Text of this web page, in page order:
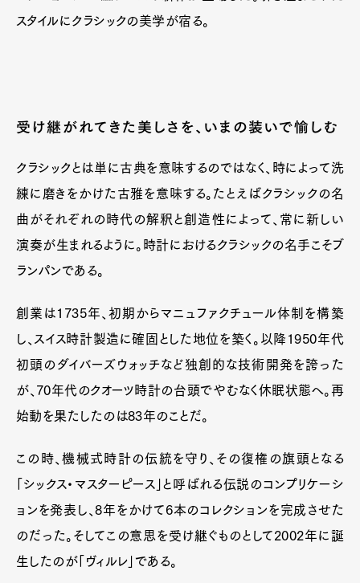
スタイルにクラシックの美学が宿る。
受け継がれてきた美しさを、いまの装いで愉しむ
クラシックとは単に古典を意味するのではなく、時によって洗
練に磨きをかけた古雅を意味する。たとえばクラシックの名
曲がそれぞれの時代の解釈と創造性によって、常に新しい
演奏が生まれるように。時計におけるクラシックの名手こそブ
ランパンである。
創業は1735年、初期からマニュファクチュール体制を構築
し、スイス時計製造に確固とした地位を築く。以降1950年代
初頭のダイバーズウォッチなど独創的な技術開発を誇った
が、70年代のクオーツ時計の台頭でやむなく休眠状態へ。再
始動を果たしたのは83年のことだ。
この時、機械式時計の伝統を守り、その復権の旗頭となる
「シックス・マスターピース」と呼ばれる伝説のコンプリケーシ
ョンを発表し、8年をかけて6本のコレクションを完成させた
のだった。そしてこの意思を受け継ぐものとして2002年に誕
生したのが「ヴィルレ」である。